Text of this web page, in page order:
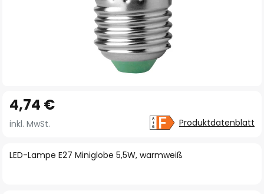
Anfang
der
springen
LED-Lampe E27 Miniglobe 5,5W, warmweiß
4,74 €
inkl. MwSt. Produktdatenblatt